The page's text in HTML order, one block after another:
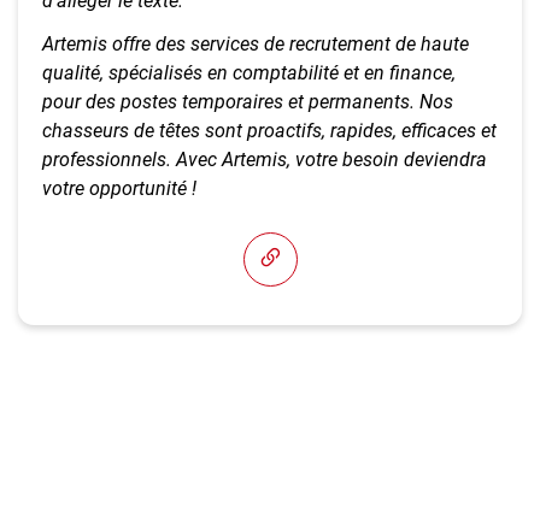
Artemis offre des services de recrutement de haute
qualité, spécialisés en comptabilité et en finance,
pour des postes temporaires et permanents. Nos
chasseurs de têtes sont proactifs, rapides, efficaces et
professionnels. Avec Artemis, votre besoin deviendra
votre opportunité !